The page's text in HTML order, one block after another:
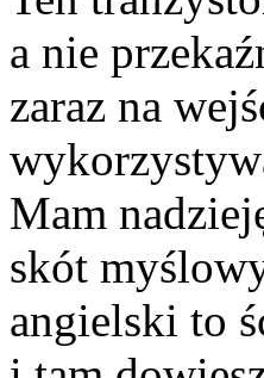
a nie
zaraz na
Mam
skót
angielski to